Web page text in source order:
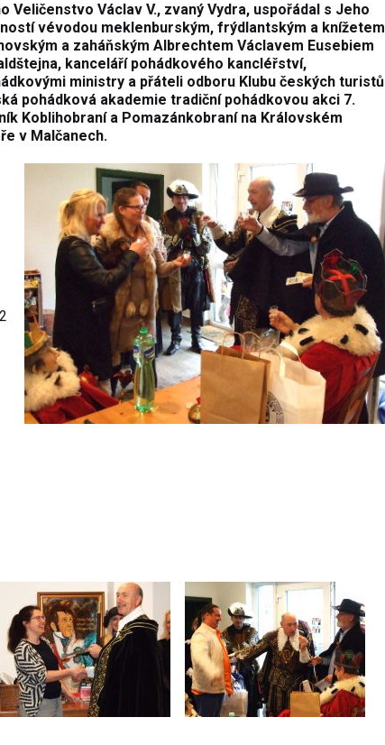
Veličenstvo Václav V., zvaný Vydra, uspořádal s Jeho
vévodou meklenburským, frýdlantským a knížetem
a zaháňským Albrechtem Václavem Eusebiem
kanceláří pohádkového kancléřství,
ministry a přáteli odboru Klubu českých turistů
pohádková akademie tradiční pohádkovou akci 7.
Koblihobraní a Pomazánkobraní na Královském
v Malčanech.